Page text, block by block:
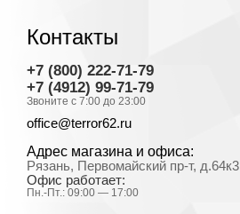
Контакты
+7 (800) 222-71-79
+7 (4912) 99-71-79
Звоните с 7:00 до 23:00
office@terror62.ru
Адрес магазина и офиса:
Рязань, Первомайский пр-т, д.64к3
Офис работает:
Пн.-Пт.: 09:00 — 17:00